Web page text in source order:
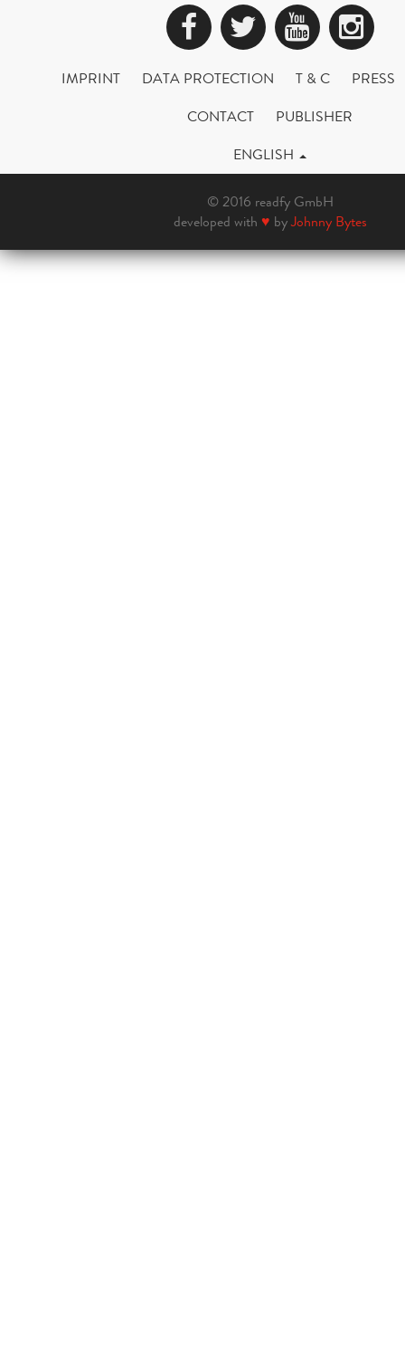
Facebook
Twitter
IMPRINT DATA PROTECTION T & C
PRESS
CONTACT
PUBLISHER
ENGLISH
© 2016 readfy GmbH
developed with ♥ byJohnny Bytes